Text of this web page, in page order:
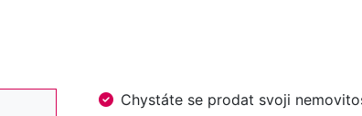
Chystáte se prodat svoji